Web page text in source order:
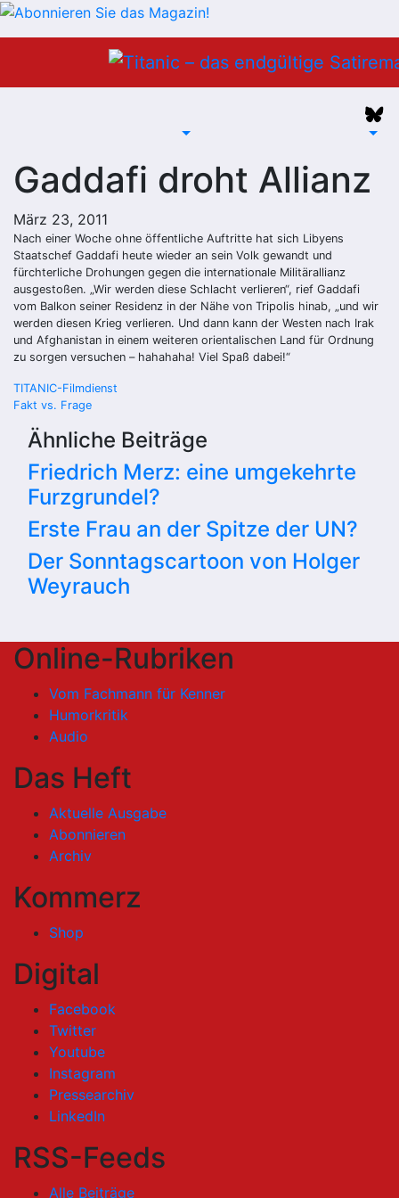
Gaddafi droht Allianz
März 23, 2011
Nach einer Woche ohne öffentliche Auftritte hat sich Libyens
Staatschef Gaddafi heute wieder an sein Volk gewandt und
fürchterliche Drohungen gegen die internationale Militärallianz
ausgestoßen. „Wir werden diese Schlacht verlieren“, rief Gaddafi
vom Balkon seiner Residenz in der Nähe von Tripolis hinab, „und wir
werden diesen Krieg verlieren. Und dann kann der Westen nach Irak
und Afghanistan in einem weiteren orientalischen Land für Ordnung
zu sorgen versuchen – hahahaha! Viel Spaß dabei!“
Beitragsnavigation
TITANIC-Filmdienst
Fakt vs. Frage
Ähnliche Beiträge
Friedrich Merz: eine umgekehrte
Furzgrundel?
Erste Frau an der Spitze der UN?
Der Sonntagscartoon von Holger
Weyrauch
Online-Rubriken
Vom Fachmann für Kenner
Humorkritik
Audio
Das Heft
Aktuelle Ausgabe
Abonnieren
Archiv
Kommerz
Shop
Digital
Facebook
Twitter
Youtube
Instagram
Pressearchiv
LinkedIn
RSS-Feeds
Alle Beiträge